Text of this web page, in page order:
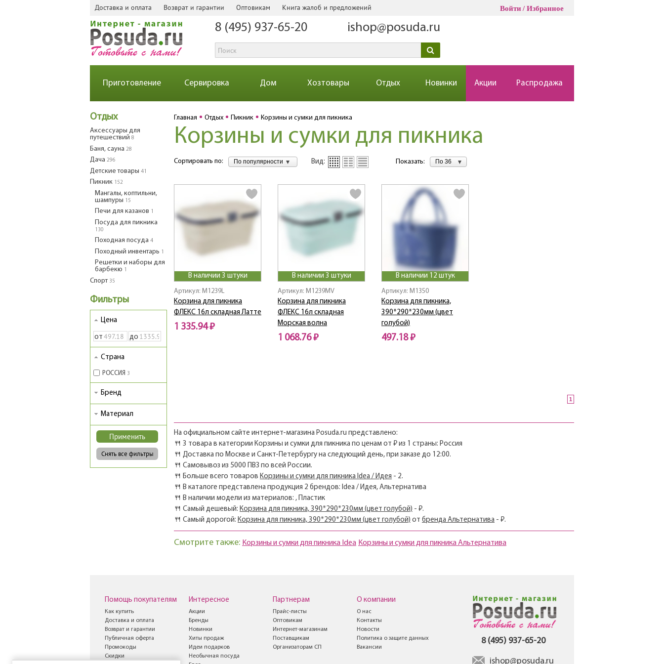
Доставка и оплата Возврат и гарантии Оптовикам Книга жалоб и предложений Войти Избранное
8 (495) 937-65-20 ishop@posuda.ru
Приготовление Сервировка Дом Хозтовары Отдых Новинки Акции Распродажа
Отдых
Аксессуары для
путешествий 8
Баня, сауна 28
Дача 296
Детские товары 41
Пикник 152
Мангалы, коптильни,
шампуры 15
Печи для казанов 1
Посуда для пикника
130
Походная посуда 4
Походный инвентарь 1
Решетки и наборы для
барбекю 1
Спорт 35
Фильтры
Цена
от до
Страна
РОССИЯ 3
Бренд
Материал
Главная Отдых Пикник Корзины и сумки для пикника
Корзины и сумки для пикника
Сортировать по: По популярности Вид: Показать: По 36
В наличии 3 штуки
Артикул: M1239L
Корзина для пикника
ФЛЕКС 16л складная Латте
1 335.94 ₽
В наличии 3 штуки
Артикул: M1239MV
Корзина для пикника
ФЛЕКС 16л складная
Морская волна
1 068.76 ₽
В наличии 12 штук
Артикул: M1350
Корзина для пикника,
390*290*230мм (цвет
голубой)
497.18 ₽
1
На официальном сайте интернет-магазина Posuda.ru представлено:
🍴 3 товара в категории Корзины и сумки для пикника по ценам от ₽ из 1 страны: Россия
🍴 Доставка по Москве и Санкт-Петербургу на следующий день, при заказе до 12:00.
🍴 Самовывоз из 5000 ПВЗ по всей России.
🍴 Больше всего товаров Корзины и сумки для пикника Idea / Идея - 2.
🍴 В каталоге представлена продукция 2 брендов: Idea / Идея, Альтернатива
🍴 В наличии модели из материалов: , Пластик
🍴 Самый дешевый: Корзина для пикника, 390*290*230мм (цвет голубой) - ₽.
🍴 Самый дорогой: Корзина для пикника, 390*290*230мм (цвет голубой) от бренда Альтернатива - ₽.
Смотрите также: Корзины и сумки для пикника Idea Корзины и сумки для пикника Альтернатива
8 (495) 937-65-20
ishop@posuda.ru
Помощь покупателям
Как купить
Доставка и оплата
Возврат и гарантии
Публичная оферта
Промокоды
Скидки
Интересное
Акции
Бренды
Новинки
Хиты продаж
Идеи подарков
Необычная посуда
Партнерам
Прайс-листы
Оптовикам
Интернет-магазинам
Поставщикам
Организаторам СП
О компании
О нас
Контакты
Новости
Политика о защите данных
Вакансии